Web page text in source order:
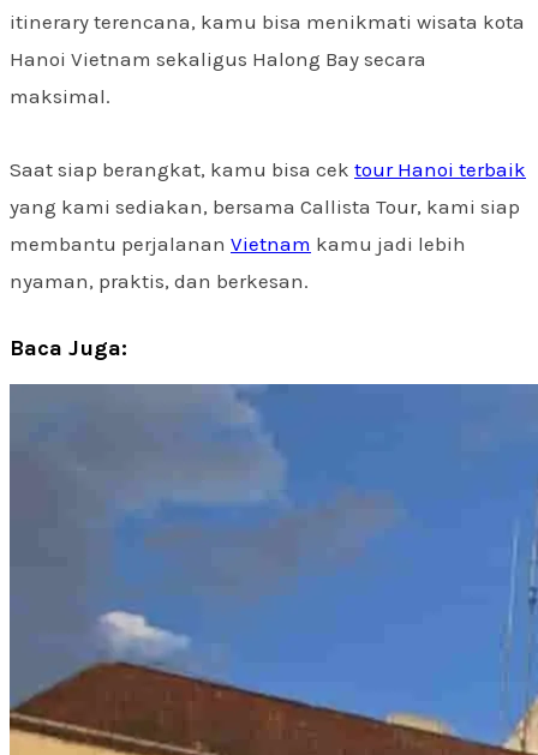
itinerary terencana, kamu bisa menikmati wisata kota
Hanoi Vietnam sekaligus Halong Bay secara
maksimal.
Saat siap berangkat, kamu bisa cek tour Hanoi terbaik
yang kami sediakan, bersama Callista Tour, kami siap
membantu perjalanan Vietnam kamu jadi lebih
nyaman, praktis, dan berkesan.
Baca Juga: